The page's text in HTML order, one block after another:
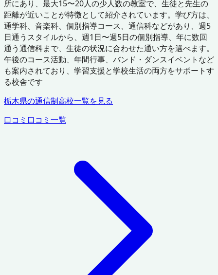
所にあり、最大15〜20人の少人数の教室で、生徒と先生の
距離が近いことが特徴として紹介されています。学び方は、
通学科、音楽科、個別指導コース、通信科などがあり、週5
日通うスタイルから、週1日〜週5日の個別指導、年に数回
通う通信科まで、生徒の状況に合わせた通い方を選べます。
午後のコース活動、年間行事、バンド・ダンスイベントなど
も案内されており、学習支援と学校生活の両方をサポートす
る校舎です
栃木県の通信制高校一覧を見る
口コミ 口コミ一覧